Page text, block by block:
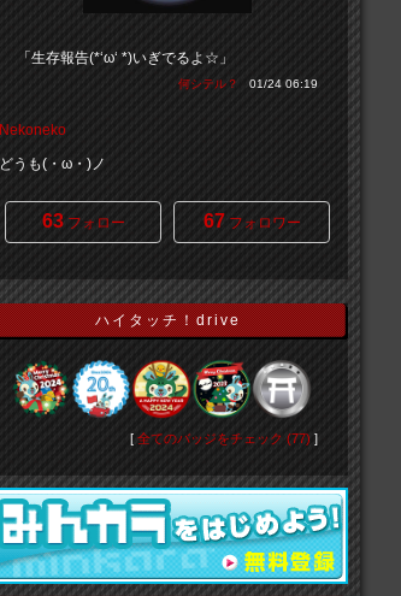
「生存報告(*‘ω‘ *)いぎでるよ☆」
何シテル？ 01/24 06:19
Nekoneko
どうも(・ω・)ノ
63フォロー 67 フォロワー
ハイタッチ！drive
[ 全てのバッジをチェック (77) ]